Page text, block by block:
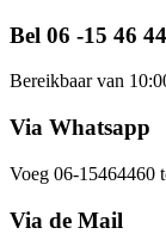
Bel 06 -15 46
Bereikbaar van
Via Whatsapp
Voeg 06-15464460
Via de Mail